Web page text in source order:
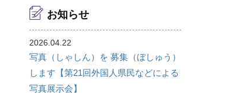
お知らせ
2026.04.22
写真（しゃしん）を 募集（ぼしゅう）
します【第21回外国人県民などによる
写真展示会】